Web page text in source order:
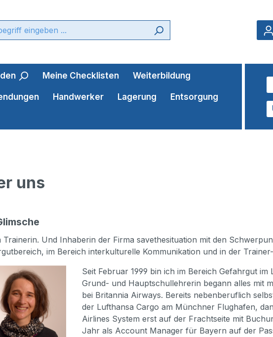
Meine Checklisten Weiterbildung
Handwerker Lagerung Entsorgung
uns
Trainerin. Und Inhaberin der Firma savethesituation mit den
im Bereich interkulturelle Kommunikation und in der
Seit Februar 1999 bin ich im Bereich Gefahrgut
Grund- und Hauptschullehrerin begann alles mit
bei Britannia Airways. Bereits nebenberuflich
der Lufthansa Cargo am Münchner Flughafen,
Airlines System erst auf der Frachtseite mit
Jahr als Account Manager für Bayern auf der